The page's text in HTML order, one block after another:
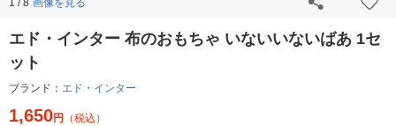
1 / 8
エド・インター 布のおもちゃ いないいないばあ 1セ
ット
ブランド： エド・インター
1,650円 （税込）